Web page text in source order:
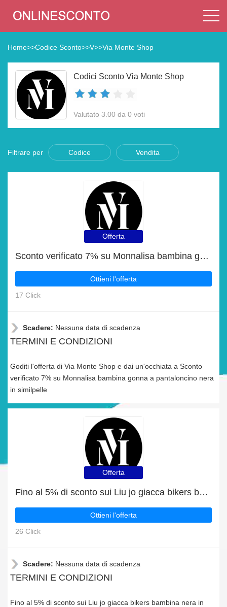
Home>>Codice Sconto>>V>>Via Monte Shop
Codici Sconto Via Monte Shop
Valutato 3.00 da 0 voti
Filtrare per Codice Vendita
Offerta
Sconto verificato 7% su Monnalisa bambina gonna a pantaloncino nera in similpelle
Ottieni l'offerta
17 Click
Scadere: Nessuna data di scadenza
TERMINI E CONDIZIONI
Goditi l'offerta di Via Monte Shop e dai un'occhiata a Sconto
verificato 7% su Monnalisa bambina gonna a pantaloncino nera
in similpelle
Offerta
Fino al 5% di sconto sui Liu jo giacca bikers bambina nera in similpelle
Ottieni l'offerta
26 Click
Scadere: Nessuna data di scadenza
TERMINI E CONDIZIONI
Fino al 5% di sconto sui Liu jo giacca bikers bambina nera in